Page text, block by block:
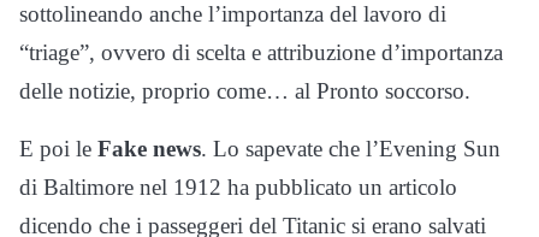
sottolineando anche l’importanza del lavoro di
“triage”, ovvero di scelta e attribuzione d’importanza
delle notizie, proprio come… al Pronto soccorso.
E poi le Fake news. Lo sapevate che l’Evening Sun
di Baltimore nel 1912 ha pubblicato un articolo
dicendo che i passeggeri del Titanic si erano salvati